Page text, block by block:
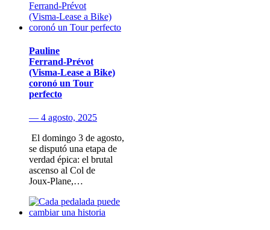
Pauline
Ferrand‑Prévot
(Visma‑Lease a Bike)
coronó un Tour
perfecto
— 4 agosto, 2025
​ El domingo 3 de agosto​,
se disputó una etapa de
verdad épica: el brutal
ascenso al Col de
Joux‑Plane,…